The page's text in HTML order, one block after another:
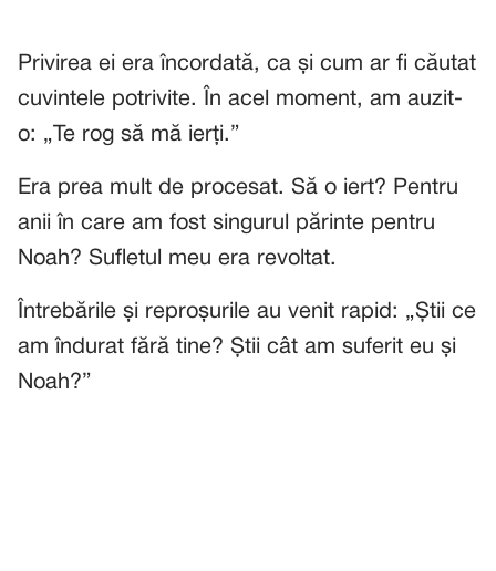
Privirea ei era încordată, ca și cum ar fi căutat
cuvintele potrivite. În acel moment, am auzit-
o: „Te rog să mă ierți.”
Era prea mult de procesat. Să o iert? Pentru
anii în care am fost singurul părinte pentru
Noah? Sufletul meu era revoltat.
Întrebările și reproșurile au venit rapid: „Știi ce
am îndurat fără tine? Știi cât am suferit eu și
Noah?”